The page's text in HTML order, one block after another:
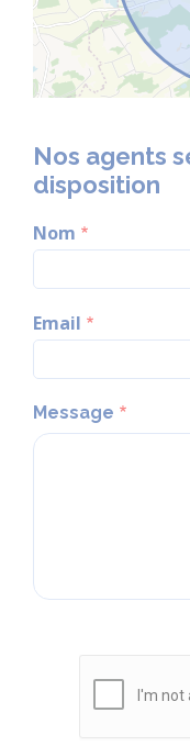
Nos agents
disposition
Nom
Email
Message